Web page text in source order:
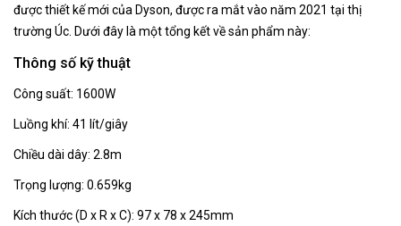
được thiết kế mới của Dyson, được ra mắt vào năm 2021 tại thị
trường Úc. Dưới đây là một tổng kết về sản phẩm này:
Thông số kỹ thuật
Công suất: 1600W
Luồng khí: 41 lít/giây
Chiều dài dây: 2.8m
Trọng lượng: 0.659kg
Kích thước (D x R x C): 97 x 78 x 245mm